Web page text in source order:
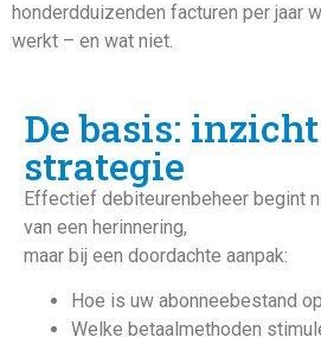
honderdduizenden facturen per jaar
werkt – en wat niet.
De basis:
strategie
Effectief debiteurenbeheer begint
van een herinnering,
maar bij een doordachte aanpak:
Hoe is uw abonneebestand
Welke betaalmethoden